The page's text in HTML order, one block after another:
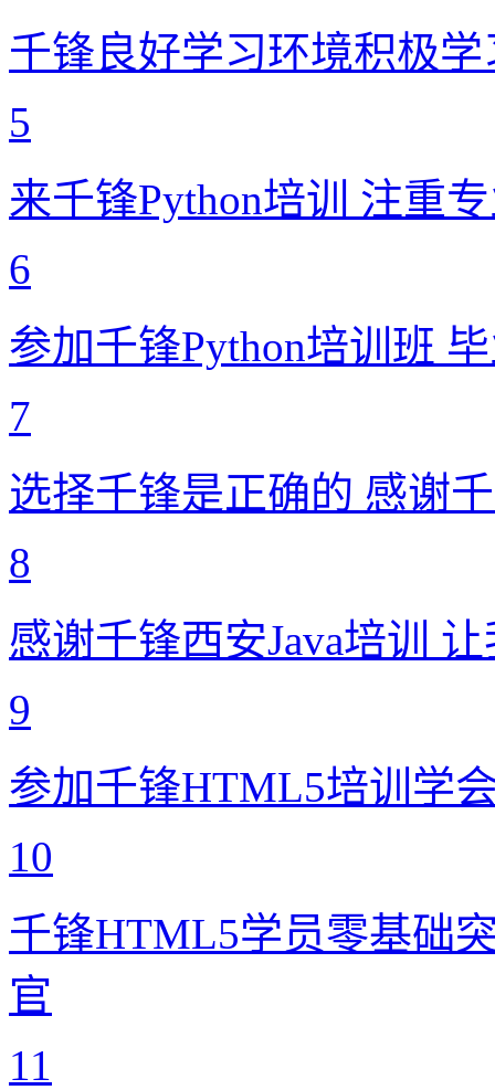
千锋良好学习环境积极
5
来千锋Python培训 注重
6
参加千锋Python培训班
7
选择千锋是正确的 感谢
8
感谢千锋西安Java培训
9
参加千锋HTML5培训学
10
千锋HTML5学员零基础
官
11